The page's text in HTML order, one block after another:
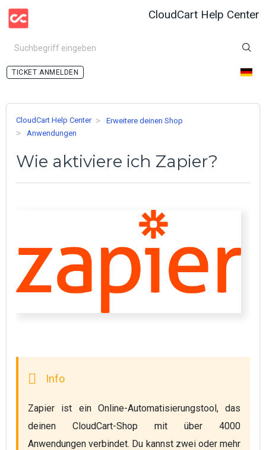
CloudCart Help Center
ANMELDEN
CloudCart Help Center
Erweitere deinen Shop
Anwendungen
Wie aktiviere ich Zapier?
Zapier ist ein Online-Automatisierungstool, das
deinen CloudCart-Shop mit über 4000
Anwendungen verbindet. Du kannst zwei oder mehr